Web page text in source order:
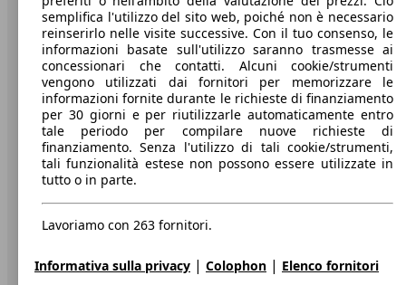
Società
A proposito di AutoScout24
Stampa
Media
Condizioni generali
Informazioni
Privacy
Dichiarazione di Accessibilità
Servizi
semplifica l'utilizzo del sito web, poiché non è necessario
reinserirlo nelle visite successive. Con il tuo consenso, le
informazioni basate sull'utilizzo saranno trasmesse ai
concessionari che contatti. Alcuni cookie/strumenti
vengono utilizzati dai fornitori per memorizzare le
informazioni fornite durante le richieste di finanziamento
per 30 giorni e per riutilizzarle automaticamente entro
tale periodo per compilare nuove richieste di
finanziamento. Senza l'utilizzo di tali cookie/strumenti,
tali funzionalità estese non possono essere utilizzate in
tutto o in parte.
Lavoriamo con 263 fornitori.
Informativa sulla privacy | Colophon | Elenco fornitori